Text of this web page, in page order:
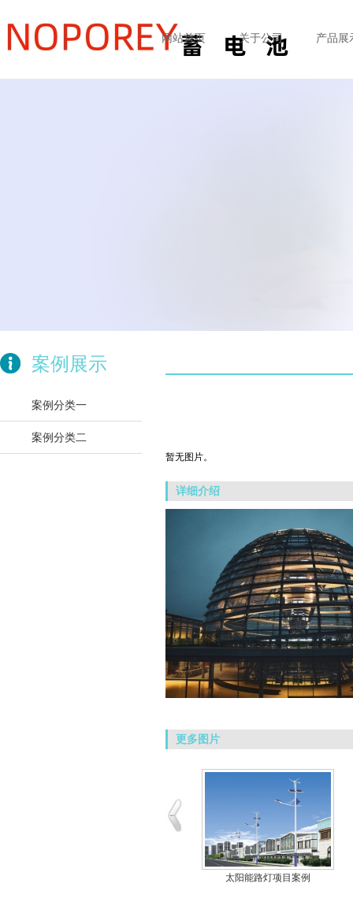
网站首页 关于公司 产品展
案例展示
案例分类一
案例分类二
暂无图片。
详细介绍
更多图片
太阳能路灯项目案例